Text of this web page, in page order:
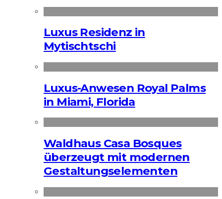
Luxus Residenz in
Mytischtschi
Luxus-Anwesen Royal Palms
in Miami, Florida
Waldhaus Casa Bosques
überzeugt mit modernen
Gestaltungselementen